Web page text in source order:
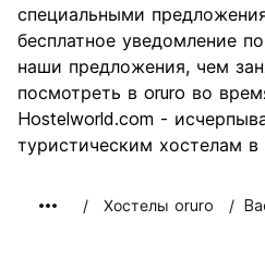
специальными
бесплатное уведомление
наши предложения, чем
посмотреть в oruro во
Hostelworld.com -
туристическим хостелам в
Хостелы oruro